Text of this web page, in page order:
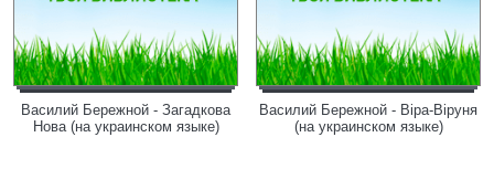
Василий Бережной - Загадкова
Нова (на украинском языке)
Василий Бережной - Вiра-Вiруня
(на украинском языке)